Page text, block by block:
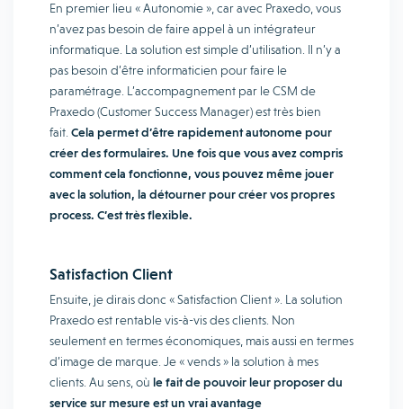
En premier lieu « Autonomie », car avec Praxedo, vous
n’avez pas besoin de faire appel à un intégrateur
informatique. La solution est simple d’utilisation. Il n’y a
pas besoin d’être informaticien pour faire le
paramétrage. L’accompagnement par le CSM de
Praxedo (Customer Success Manager) est très bien
fait. Cela permet d’être rapidement autonome pour
créer des formulaires. Une fois que vous avez compris
comment cela fonctionne, vous pouvez même jouer
avec la solution, la détourner pour créer vos propres
process. C’est très flexible.
Satisfaction Client
Ensuite, je dirais donc « Satisfaction Client ». La solution
Praxedo est rentable vis-à-vis des clients. Non
seulement en termes économiques, mais aussi en termes
d’image de marque. Je « vends » la solution à mes
clients. Au sens, où le fait de pouvoir leur proposer du
service sur mesure est un vrai avantage